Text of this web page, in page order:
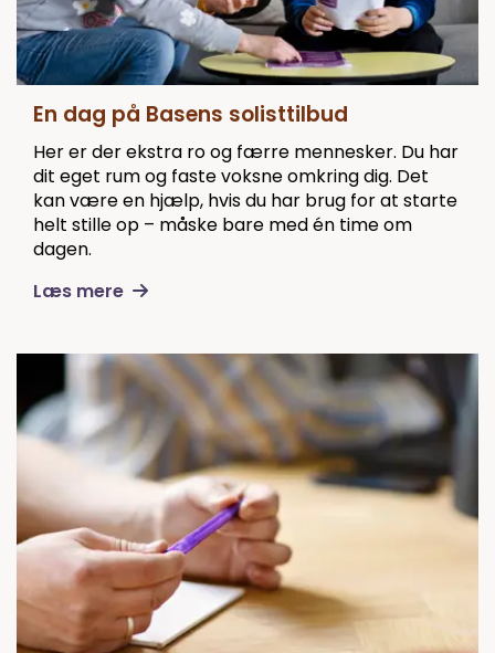
En dag på Basens solisttilbud
Her er der ekstra ro og færre mennesker. Du har
dit eget rum og faste voksne omkring dig. Det
kan være en hjælp, hvis du har brug for at starte
helt stille op – måske bare med én time om
dagen.
Læs mere